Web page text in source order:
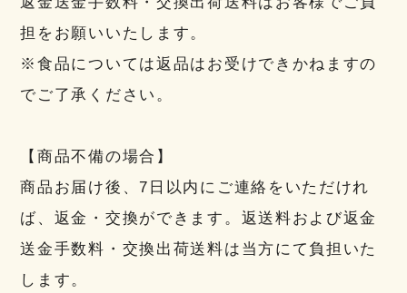
担をお願いいたします。
※食品については返品はお受けできかねますの
でご了承ください。
【商品不備の場合】
商品お届け後、7日以内にご連絡をいただけれ
ば、返金・交換ができます。返送料および返金
送金手数料・交換出荷送料は当方にて負担いた
します。